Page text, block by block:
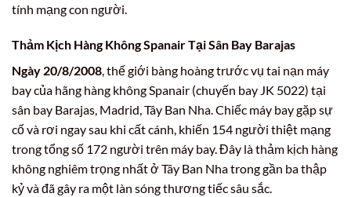
tính mạng con người.
Thảm Kịch Hàng Không Spanair Tại Sân Bay Barajas
Ngày 20/8/2008, thế giới bàng hoàng trước vụ tai nạn máy
bay của hãng hàng không Spanair (chuyến bay JK 5022) tại
sân bay Barajas, Madrid, Tây Ban Nha. Chiếc máy bay gặp sự
cố và rơi ngay sau khi cất cánh, khiến 154 người thiệt mạng
trong tổng số 172 người trên máy bay. Đây là thảm kịch hàng
không nghiêm trọng nhất ở Tây Ban Nha trong gần ba thập
kỷ và đã gây ra một làn sóng thương tiếc sâu sắc.